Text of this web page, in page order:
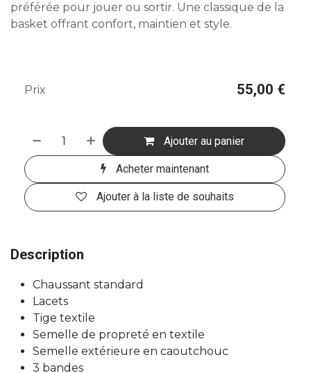
préférée pour jouer ou sortir. Une classique de la
basket offrant confort, maintien et style.
Ajouter au panier
Acheter maintenant
Ajouter à la liste de souhaits
Prix 55,00 €
Description
Chaussant standard
Lacets
Tige textile
Semelle de propreté en textile
Semelle extérieure en caoutchouc
3 bandes